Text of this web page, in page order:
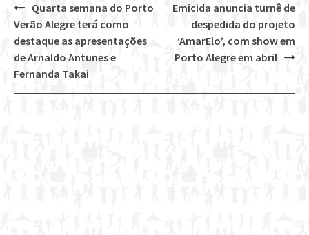
Post
navigation
Emicida anuncia turnê de
despedida do projeto
‘AmarElo’, com show em
Porto Alegre em abril
Quarta semana do Porto
Verão Alegre terá como
destaque as apresentações
de Arnaldo Antunes e
Fernanda Takai